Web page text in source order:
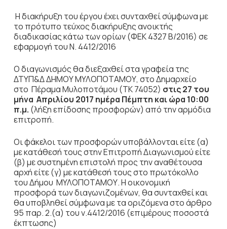
Η διακήρυξη του έργου έχει συνταχθεί σύμφωνα με
το πρότυπο τεύχος διακήρυξης ανοικτής
διαδικασίας κάτω των ορίων (ΦΕΚ 4327 Β/2016) σε
εφαρμογή του Ν. 4412/2016
Ο διαγωνισμός θα διεξαχθεί στα γραφεία της
ΔΤΥΠ&Δ ΔΗΜΟΥ ΜΥΛΟΠΟΤΑΜΟΥ, στο Δημαρχείο
στο Πέραμα Μυλοποτάμου (ΤΚ 74052) στις 27 του
μήνα Απριλίου 2017 ημέρα Πέμπτη και ώρα 10:00
π.μ. (λήξη επίδοσης προσφορών) από την αρμόδια
επιτροπή.
Οι φάκελοι των προσφορών υποβάλλονται είτε (α)
με κατάθεσή τους στην Επιτροπή Διαγωνισμού είτε
(β) με συστημένη επιστολή προς την αναθέτουσα
αρχή είτε (γ) με κατάθεσή τους στο πρωτόκολλο
του Δήμου ΜΥΛΟΠΟΤΑΜΟΥ. Η οικονομική
προσφορά των διαγωνιζομένων, θα συνταχθεί και
θα υποβληθεί σύμφωνα με τα οριζόμενα στο άρθρο
95 παρ. 2.(α) του ν.4412/2016 (επιμέρους ποσοστά
έκπτωσης)